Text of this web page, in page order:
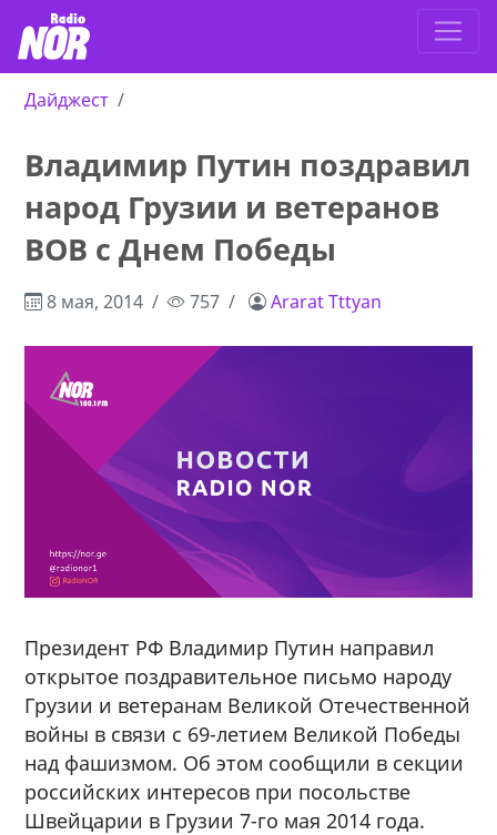
Дайджест
Владимир Путин поздравил
народ Грузии и ветеранов
ВОВ с Днем Победы
8 мая, 2014 757 Ararat Tttyan
Президент РФ Владимир Путин направил
открытое поздравительное письмо народу
Грузии и ветеранам Великой Отечественной
войны в связи с 69-летием Великой Победы
над фашизмом. Об этом сообщили в секции
российских интересов при посольстве
Швейцарии в Грузии 7-го мая 2014 года.